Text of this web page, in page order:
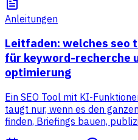
Anleitungen
Leitfaden: welches
für keyword-recherche
optimierung
Ein SEO Tool mit KI-
taugt nur, wenn es den
finden, Briefings bauen,